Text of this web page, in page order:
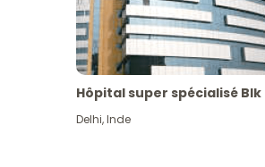
Hôpital super spécialisé Blk
Delhi,Inde